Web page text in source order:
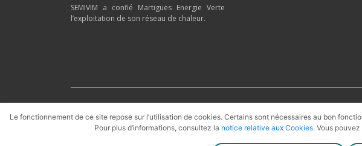
SEMIVIM a confié Martigues Energie Verte
l’exploitation de son réseau de chaleur.
Le fonctionnement de ce site repose sur l’utilisation de cookies. Certains sont nécessaires au bon
Pour plus d’informations, consultez la notice relative aux Cookies. Vous